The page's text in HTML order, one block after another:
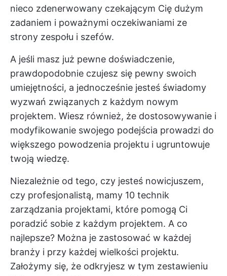
nieco zdenerwowany czekającym Cię dużym
zadaniem i poważnymi oczekiwaniami ze
strony zespołu i szefów.
A jeśli masz już pewne doświadczenie,
prawdopodobnie czujesz się pewny swoich
umiejętności, a jednocześnie jesteś świadomy
wyzwań związanych z każdym nowym
projektem. Wiesz również, że dostosowywanie i
modyfikowanie swojego podejścia prowadzi do
większego powodzenia projektu i ugruntowuje
twoją wiedzę.
Niezależnie od tego, czy jesteś nowicjuszem,
czy profesjonalistą, mamy 10 technik
zarządzania projektami, które pomogą Ci
poradzić sobie z każdym projektem. A co
najlepsze? Można je zastosować w każdej
branży i przy każdej wielkości projektu.
Założymy się, że odkryjesz w tym zestawieniu